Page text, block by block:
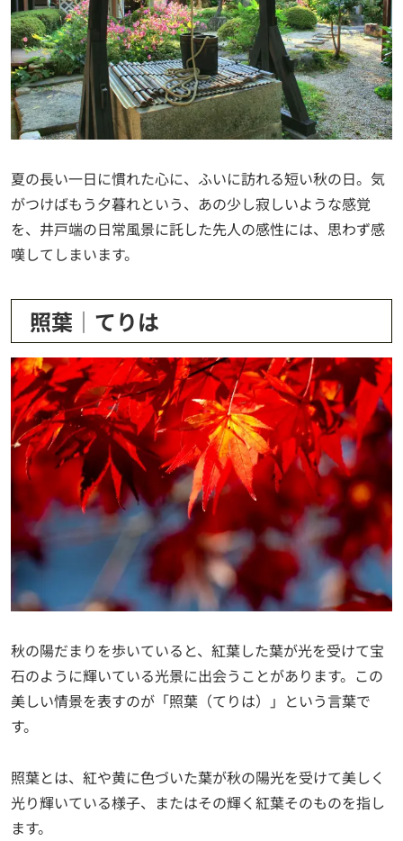
夏の長い一日に慣れた心に、ふいに訪れる短い秋の日。気
がつけばもう夕暮れという、あの少し寂しいような感覚
を、井戸端の日常風景に託した先人の感性には、思わず感
嘆してしまいます。
照葉│てりは
秋の陽だまりを歩いていると、紅葉した葉が光を受けて宝
石のように輝いている光景に出会うことがあります。この
美しい情景を表すのが「照葉（てりは）」という言葉で
す。
照葉とは、紅や黄に色づいた葉が秋の陽光を受けて美しく
光り輝いている様子、またはその輝く紅葉そのものを指し
ます。